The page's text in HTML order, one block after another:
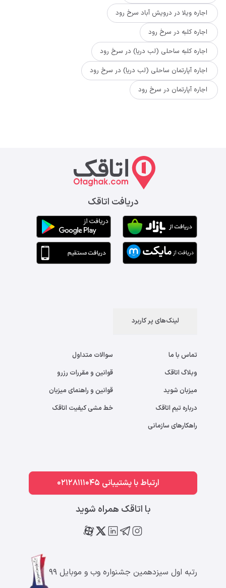
اجاره ویلا در درویش آباد سرخ رود
اجاره کلبه در سرخ رود
اجاره کلبه ساحلی (لب دریا) در سرخ رود
اجاره آپارتمان ساحلی (لب دریا) در سرخ رود
اجاره آپارتمان در سرخ رود
دریافت اتاقک
لینک‌های پر کاربرد
تماس با ما
وبلاگ اتاقک
میزبان شوید
درباره تیم اتاقک
راهکارهای سازمانی
سوالات متداول
قوانین و مقررات رزرو
قوانین و راهنمای میزبان
خط مشی کیفیت اتاقک
ارتباط با پشتیبانی 02128111045
با اتاقک همراه شوید
رتبه اول سیزدهمین جشنواره وب و موبایل ۹۹